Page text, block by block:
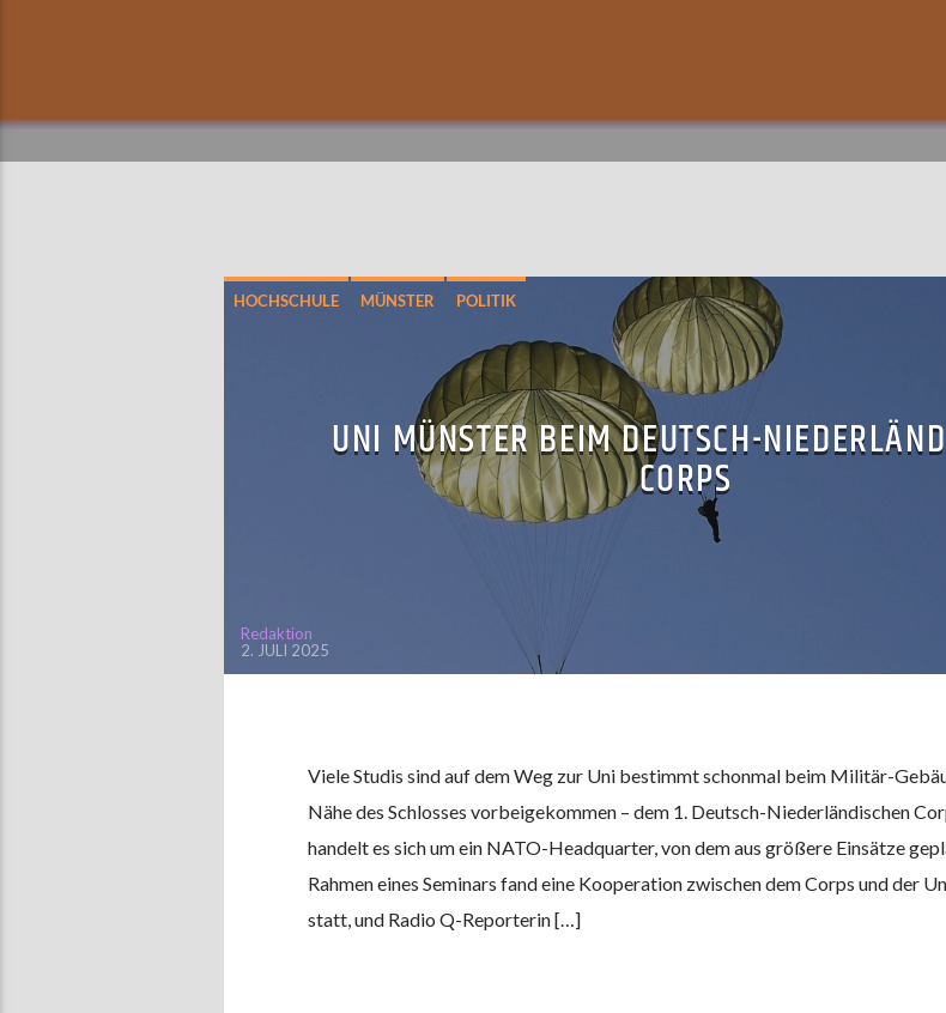
HOCHSCHULE MÜNSTER POLITIK
UNI MÜNSTER BEIM DEUTSCH-
CORPS
Redaktion
2. JULI 2025
Viele Studis sind auf dem Weg zur Uni bestimmt schonmal beim Militär-
Nähe des Schlosses vorbeigekommen – dem 1. Deutsch-Niederländischen
handelt es sich um ein NATO-Headquarter, von dem aus größere Einsätze
Rahmen eines Seminars fand eine Kooperation zwischen dem Corps und der
statt, und Radio Q-Reporterin […]